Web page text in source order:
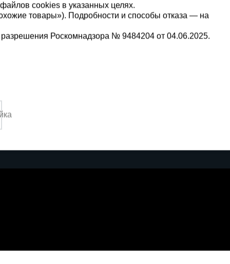
09
cookies в указанных целях.
товары»). Подробности и способы отказа — на
Роскомнадзора № 9484204 от 04.06.2025.